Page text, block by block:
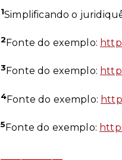
1Simplificando o
2Fonte do exemplo:
3 Fonte do exemplo:
4Fonte do exemplo:
5Fonte do exemplo: